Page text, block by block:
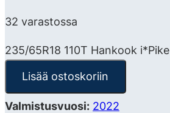
32 varastossa
235/65R18 110T Hankook
Lisää ostoskoriin
Valmistusvuosi: 2022